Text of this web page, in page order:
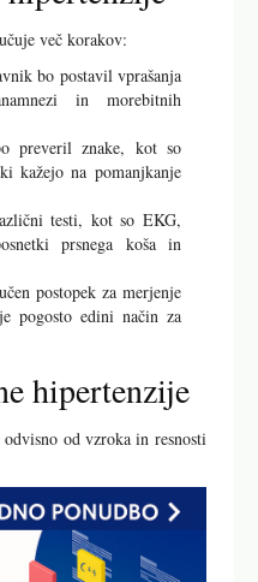
več korakov:
bo postavil vprašanja
in morebitnih
preveril znake, kot so
kažejo na pomanjkanje
testi, kot so EKG,
prsnega koša in
postopek za merjenje
pogosto edini način za
hipertenzije
od vzroka in resnosti